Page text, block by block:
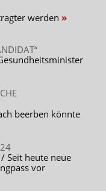
werden
beerben könnte
Seit heute neue
vor